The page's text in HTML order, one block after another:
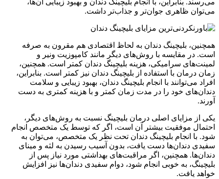
می‌توان ظاهری جوان‌تر و جذاب‌تر داشت.
همچنین، بلیچینگ دندان به لحاظ اقتصادی هم مقرون به صرفه
است. در مقایسه با روش‌های دیگر مانند کامپوزیت ونیر و
لمینت‌های سرامیکی، هزینه بلیچینگ دندان کمتر است. همچنین،
زمان درمان با استفاده از بلیچینگ دندان نیز کمتر است. بنابراین،
افراد می‌توانند با انجام بلیچینگ دندان، بهبود زیبایی و سلامت
دندان‌های خود را در مدت زمان کمتر و با هزینه کمتری به دست
آورند.
یکی از مزایای اصلی درمان بلیچینگ نسبت به روش‌های دیگر،
احتمال موفقیت بیشتر آن است، اگر که توسط یک متخصص انجام
شود. با انجام بلیچینگ دندان تحت نظر یک متخصص، می‌توان به
سفیدی دندان‌ها دست یافت، بدون آسیب رسیدن به لثه و مینای
دندان‌ها. همچنین، اگر مراقبت‌های بهداشتی مورد نیاز پس از
بلیچینگ، به خوبی انجام شود، دوام سفیدی دندان‌ها نیز افزایش
خواهد یافت.